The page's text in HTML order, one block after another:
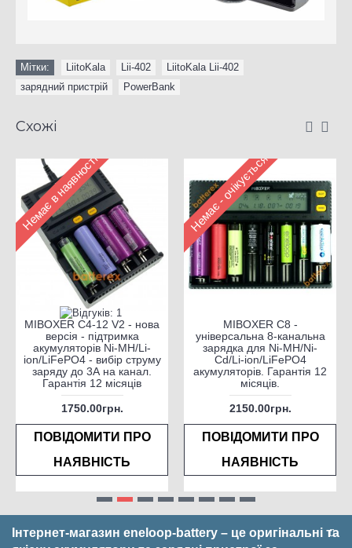
Мітки: LiitoKala Lii-402 LiitoKala Lii-402
зарядний пристрій
PowerBank
Схожі
Немає в наявності
MIBOXER C4-12 V2 - нова
версія - підтримка
акумуляторів Ni-MH/Li-
ion/LiFePO4 - вибір струму
заряду до 3А на канал.
Гарантія 12 місяців
1750.00грн.
ПОВІДОМИТИ ПРО
НАЯВНІСТЬ
Немає - очікується
MIBOXER C8 -
універсальна 8-канальна
зарядка для Ni-MH/Ni-
Cd/Li-ion/LiFePO4
акумуляторів. Гарантія 12
місяців.
2150.00грн.
ПОВІДОМИТИ ПРО
НАЯВНІСТЬ
Інтернет-магазин eneloop-battery – це оригінальні та